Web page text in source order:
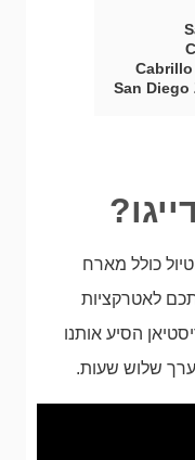
כולל מארח
לאטרקציות
הסיע אותנו
שלוש שעות.